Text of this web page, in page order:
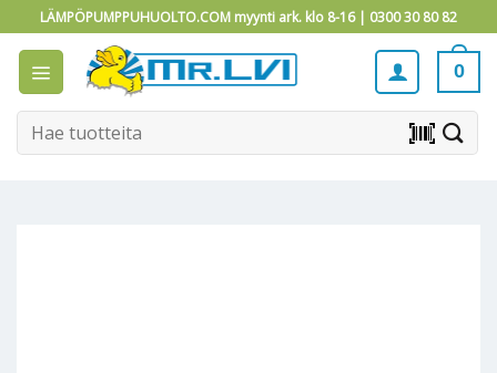
to
content
LÄMPÖPUMPPUHUOLTO.COM myynti ark. klo 8-16 | 0300 30 80 82
0
Etsi: barcode_scanner